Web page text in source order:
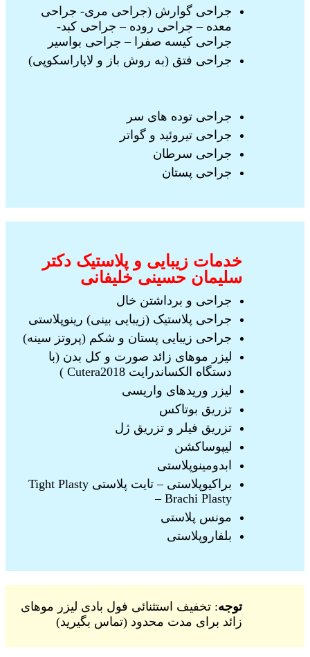
جراحی گوارش (جراحی مری- جراحی
معده – جراحی روده – جراحی کبد-
جراحی کیسه صفرا – جراحی بواسیر
جراحی فتق (به روش باز و لاپاراسکوپی)
جراحی توده های سر
جراحی تیروئید و گواتر
جراحی سرطان
جراحی پستان
خدمات زیبایی و پلاستیک دکتر
سلیمان حسینی خلیفانی
جراحی و برداشتن خال
جراحی پلاستیک (زیبایی بینی) رینوپلاستی
جراحی زیبایی پستان و شکم (پروتز سینه)
لیزر موهای زائد صورت و کل بدن (با
دستگاه الکساندرایت Cutera2018 )
لیزر وریدهای واریسی
تزریق بوتاکس
تزریق فیلر و تزریق ژل
لیپوساکشن
ابدومینوپلاستی
براکیوپلاستی – تایت پلاستی Tight Plasty
– Brachi Plasty
مونس پلاستی
بلفاروپلاستی
توجه: تخفیف استثنائی فول بادی لیزر موهای
زائد برای مدت محدود (تماس بگیرید)